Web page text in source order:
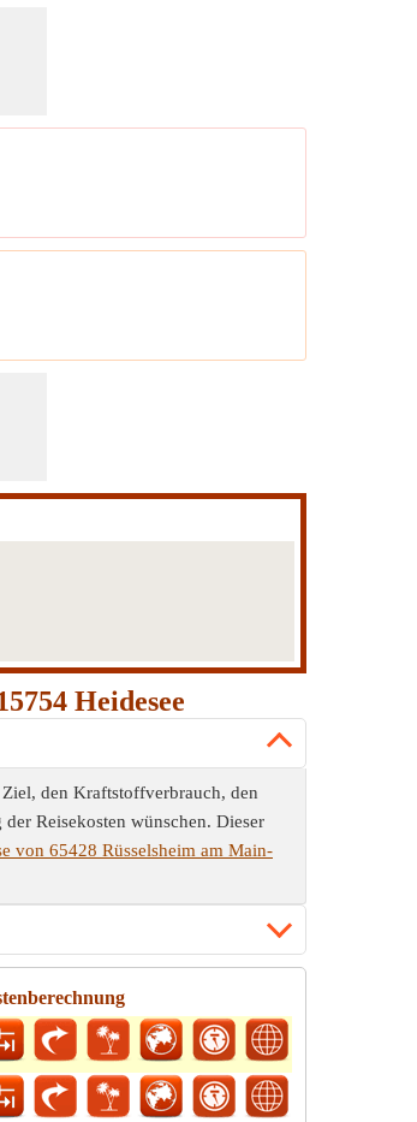
Heidesee
den Kraftstoffverbrauch, den
Reisekosten wünschen. Dieser
von 65428 Rüsselsheim am Main-